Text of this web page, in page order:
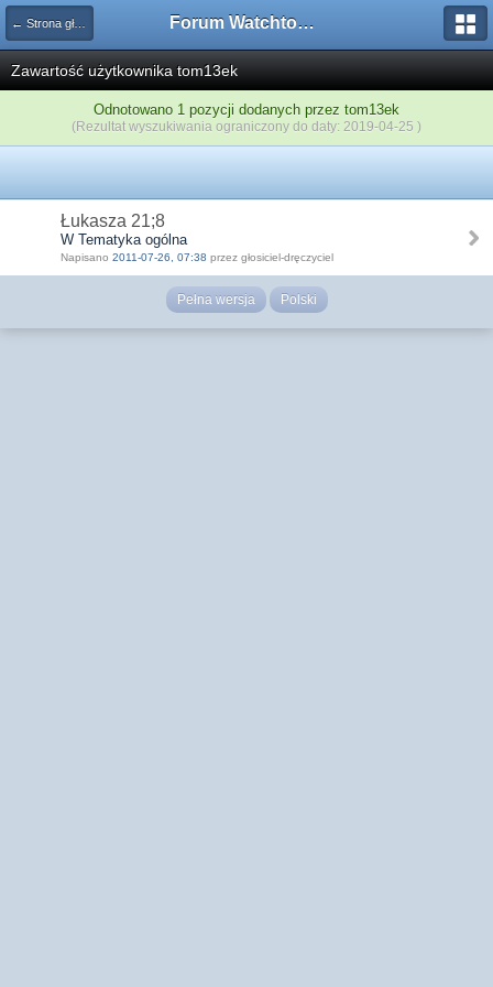
← Strona główna Forum Watchtower
Zawartość użytkownika tom13ek
Odnotowano 1 pozycji dodanych przez tom13ek
(Rezultat wyszukiwania ograniczony do daty: 2019-04-25 )
Łukasza 21;8
W Tematyka ogólna
Napisano 2011-07-26, 07:38 przez głosiciel-dręczyciel
Pełna wersja Polski